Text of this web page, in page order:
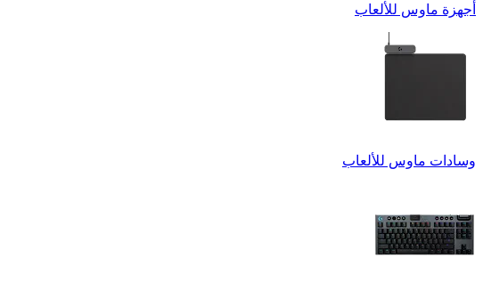
أجهزة ماوس للألعاب
وسادات ماوس للألعاب